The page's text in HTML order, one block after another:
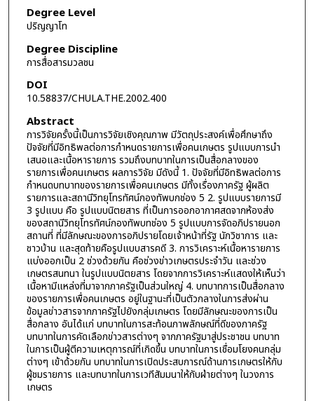
Degree Level
ปริญญาโท
Degree Discipline
การสื่อสารมวลชน
DOI
10.58837/CHULA.THE.2002.400
Abstract
การวิจัยครั้งนี้เป็นการวิจัยเชิงคุณภาพ มีวัตถุประสงค์เพื่อศึกษาถึง
ปัจจัยที่มีอิทธิพลต่อการกำหนดรายการเพื่อคนเกษตร รูปแบบการนำ
เสนอและเนื้อหารายการ รวมถึงบทบาทในการเป็นสื่อกลางของ
รายการเพื่อคนเกษตร ผลการวิจัย มีดังนี้ 1. ปัจจัยที่มีอิทธิพลต่อการ
กำหนดบทบาทของรายการเพื่อคนเกษตร มีทั้งเรื่องภาครัฐ ผู้ผลิต
รายการและสถานีวิทยุโทรทัศน์กองทัพบกช่อง 5 2. รูปแบบรายการมี
3 รูปแบบ คือ รูปแบบนิตยสาร ที่เป็นการออกอากาศสดจากห้องส่ง
ของสถานีวิทยุโทรทัศน์กองทัพบทช่อง 5 รูปแบบการจัดอภิปรายนอก
สถานที่ ที่มีลักษณะของการอภิปรายโดยเจ้าหน้าที่รัฐ นักวิชาการ และ
ชาวบ้าน และสุดท้ายคือรูปแบบสารคดี 3. การวิเคราะห์เนื้อหารายการ
แบ่งออกเป็น 2 ช่วงด้วยกัน คือช่วงข่าวเกษตรประจำวัน และช่วง
เกษตรสนทนา ในรูปแบบนิตยสาร โดยจากการวิเคราะห์แสดงให้เห็นว่า
เนื้อหามีแหล่งที่มาจากภาครัฐเป็นส่วนใหญ่ 4. บทบาทการเป็นสื่อกลาง
ของรายการเพื่อคนเกษตร อยู่ในฐานะที่เป็นตัวกลางในการส่งผ่าน
ข้อมูลข่าวสารจากภาครัฐไปยังกลุ่มเกษตร โดยมีลักษณะของการเป็น
สื่อกลาง อันได้แก่ บทบาทในการสะท้อนภาพลักษณ์ที่ดีของภาครัฐ
บทบาทในการคัดเลือกข่าวสารต่างๆ จากภาครัฐมาสู่ประชาชน บทบาท
ในการเป็นผู้ตีความเหตุการณ์ที่เกิดขึ้น บทบาทในการเชื่อมโยงคนกลุ่ม
ต่างๆ เข้าด้วยกัน บทบาทในการเปิดประสบการณ์ด้านการเกษตรให้กับ
ผู้ชมรายการ และบทบาทในการเวทีสัมมนาให้กับฝ่ายต่างๆ ในวงการ
เกษตร